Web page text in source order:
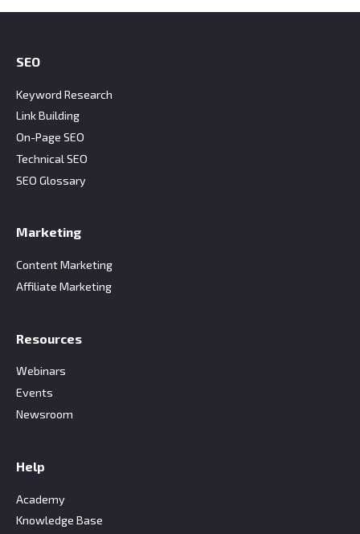
SEO
Keyword Research
Link Building
On-Page SEO
Technical SEO
SEO Glossary
Marketing
Content Marketing
Affiliate Marketing
Resources
Webinars
Events
Newsroom
Help
Academy
Knowledge Base